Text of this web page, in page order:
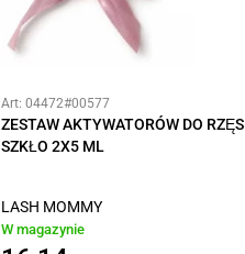
Art: 04472#00577
ZESTAW AKTYWATORÓW DO RZĘS
SZKŁO 2X5 ML
LASH MOMMY
W magazynie